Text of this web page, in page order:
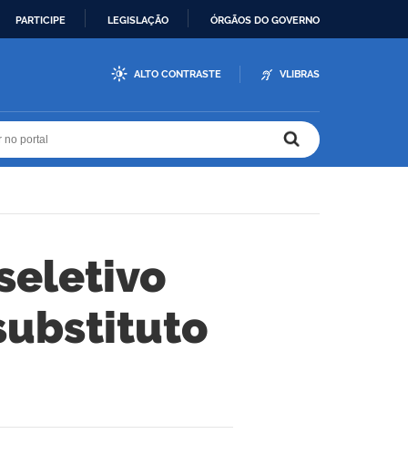
PARTICIPE LEGISLAÇÃO ÓRGÃOS DO GOVERNO
ALTO CONTRASTE VLIBRAS